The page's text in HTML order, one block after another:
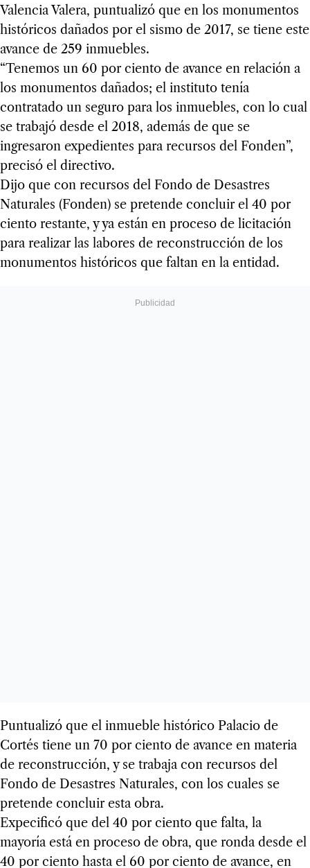
Valencia Valera, puntualizó que en los monumentos
históricos dañados por el sismo de 2017, se tiene este
avance de 259 inmuebles.
“Tenemos un 60 por ciento de avance en relación a
los monumentos dañados; el instituto tenía
contratado un seguro para los inmuebles, con lo cual
se trabajó desde el 2018, además de que se
ingresaron expedientes para recursos del Fonden”,
precisó el directivo.
Dijo que con recursos del Fondo de Desastres
Naturales (Fonden) se pretende concluir el 40 por
ciento restante, y ya están en proceso de licitación
para realizar las labores de reconstrucción de los
monumentos históricos que faltan en la entidad.
Puntualizó que el inmueble histórico Palacio de
Cortés tiene un 70 por ciento de avance en materia
de reconstrucción, y se trabaja con recursos del
Fondo de Desastres Naturales, con los cuales se
pretende concluir esta obra.
Expecificó que del 40 por ciento que falta, la
mayoría está en proceso de obra, que ronda desde el
40 por ciento hasta el 60 por ciento de avance, en